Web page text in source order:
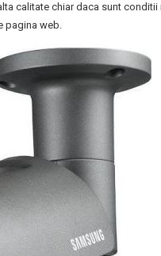
calitate chiar daca sunt conditii
pagina web.